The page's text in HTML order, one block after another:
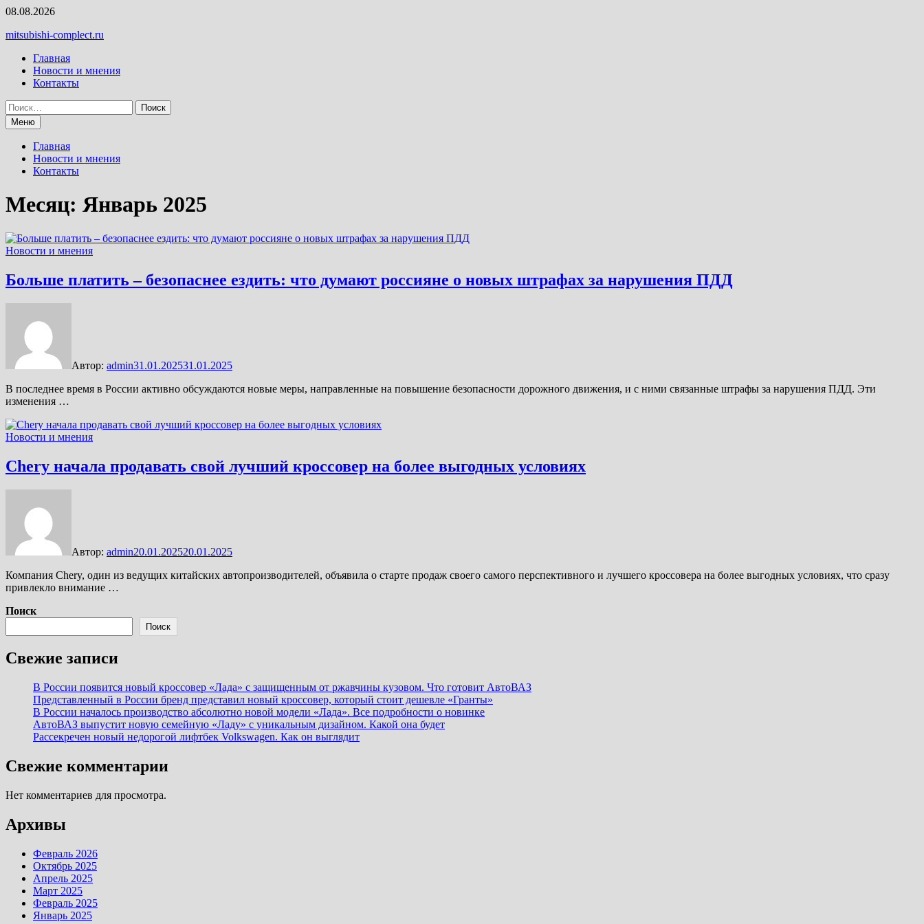
Перейти
содержимому
08.08.2026
mitsubishi-complect.ru
Главная
Новости и мнения
Контакты
Найти:
Меню
Главная
Новости и мнения
Контакты
Месяц: Январь 2025
Новости и мнения
Больше платить – безопаснее ездить: что думают россияне о новых штрафах за нарушения ПДД
Автор: admin31.01.202531.01.2025
В последнее время в России активно обсуждаются новые меры, направленные на повышение безопасности дорожного движения, и с ними связанные штрафы за нарушения ПДД. Эти
изменения …
Новости и мнения
Chery начала продавать свой лучший кроссовер на более выгодных условиях
Автор: admin20.01.202520.01.2025
Компания Chery, один из ведущих китайских автопроизводителей, объявила о старте продаж своего самого перспективного и лучшего кроссовера на более выгодных условиях, что сразу
привлекло внимание …
Поиск
Поиск
Свежие записи
В России появится новый кроссовер «Лада» с защищенным от ржавчины кузовом. Что готовит АвтоВАЗ
Представленный в России бренд представил новый кроссовер, который стоит дешевле «Гранты»
В России началось производство абсолютно новой модели «Лада». Все подробности о новинке
АвтоВАЗ выпустит новую семейную «Ладу» с уникальным дизайном. Какой она будет
Рассекречен новый недорогой лифтбек Volkswagen. Как он выглядит
Свежие комментарии
Нет комментариев для просмотра.
Архивы
Февраль 2026
Октябрь 2025
Апрель 2025
Март 2025
Февраль 2025
Январь 2025